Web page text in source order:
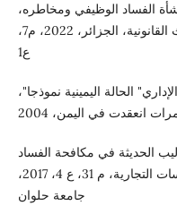
الفساد الوظيفي ومخاطره،
بحث منشور في مجلة الدراسات والبحوث القانونية، الجزائر، 2022، م7،
ع1
الحالة اليمينية نموذجا"،
انعقدت في اليمن، 2004
الحديثة في مكافحة الفساد
الإداري، المجلة العلمية للبحوث والدراسات التجارية، م 31، ع 4، 2017،
جامعة حلوان